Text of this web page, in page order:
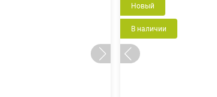
Новый
В наличии